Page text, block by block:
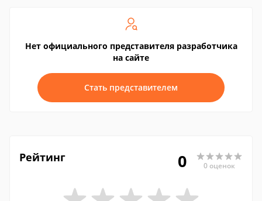
Нет официального представителя разработчика
на сайте
Стать представителем
Рейтинг 0 0 оценок